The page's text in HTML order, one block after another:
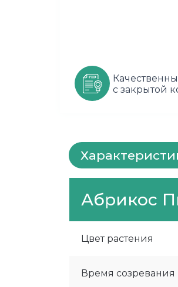
с закрытой
Абрикос
Цвет растения
Время созревания